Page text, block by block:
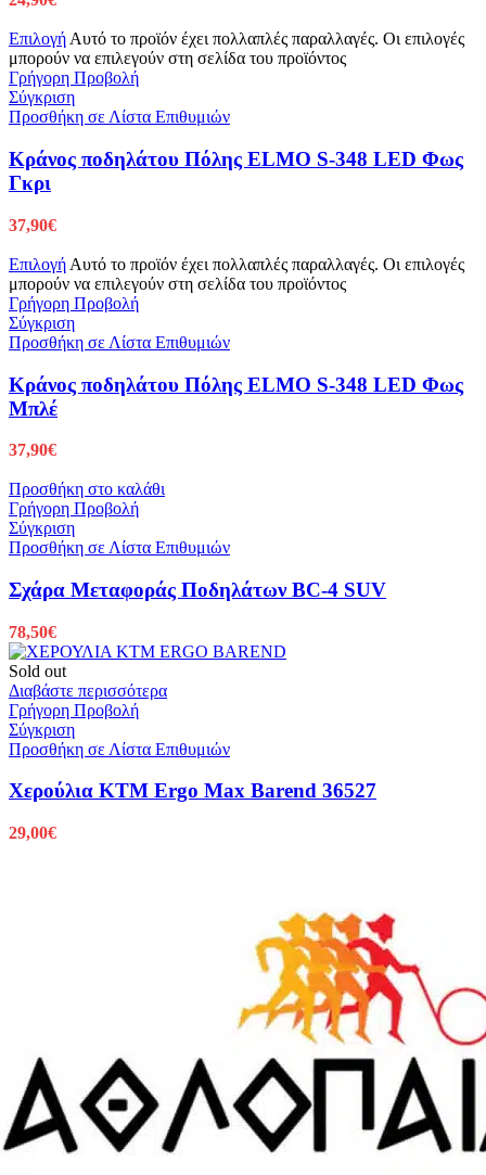
ΕπιλογήΑυτό το προϊόν έχει πολλαπλές παραλλαγές. Οι επιλογές
μπορούν να επιλεγούν στη σελίδα του προϊόντος
Γρήγορη Προβολή
Σύγκριση
Προσθήκη σε Λίστα Επιθυμιών
Κράνος ποδηλάτου Πόλης ELMO S-348 LED Φως
Γκρι
37,90€
Επιλογή Αυτό το προϊόν έχει πολλαπλές παραλλαγές. Οι επιλογές
μπορούν να επιλεγούν στη σελίδα του προϊόντος
Γρήγορη Προβολή
Σύγκριση
Προσθήκη σε Λίστα Επιθυμιών
Κράνος ποδηλάτου Πόλης ELMO S-348 LED Φως
Μπλέ
37,90€
Προσθήκη στο καλάθι
Γρήγορη Προβολή
Σύγκριση
Προσθήκη σε Λίστα Επιθυμιών
Σχάρα Μεταφοράς Ποδηλάτων BC-4 SUV
78,50€
Sold out
Διαβάστε περισσότερα
Γρήγορη Προβολή
Σύγκριση
Προσθήκη σε Λίστα Επιθυμιών
Χερούλια KTM Ergo Max Barend 36527
29,00€